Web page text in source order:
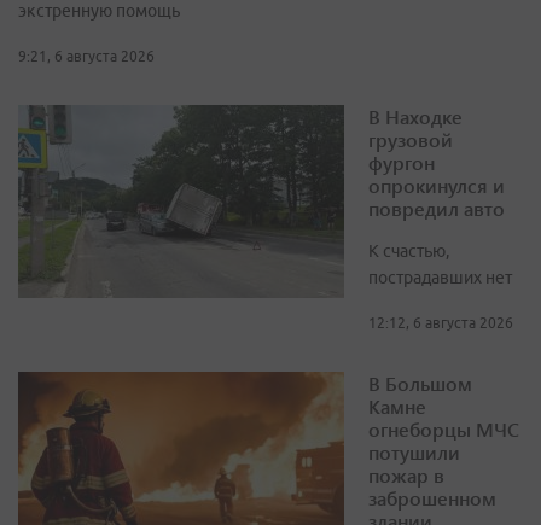
экстренную помощь
9:21, 6 августа 2026
В Находке
грузовой
фургон
опрокинулся и
повредил авто
К счастью,
пострадавших нет
12:12, 6 августа 2026
В Большом
Камне
огнеборцы МЧС
потушили
пожар в
заброшенном